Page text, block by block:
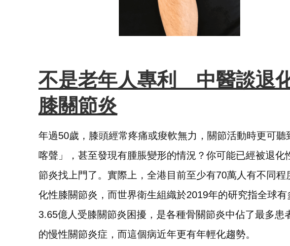
不是老年人專利 中醫談退
膝關節炎
年過50歲，膝頭經常疼痛或痠軟無力，關節活動時更可聽
喀聲」，甚至發現有腫脹變形的情況？你可能已經被退化
節炎找上門了。實際上，全港目前至少有70萬人有不同程
化性膝關節炎，而世界衛生組織於2019年的研究指全球有
3.65億人受膝關節炎困擾，是各種骨關節炎中佔了最多患
的慢性關節炎症，而這個病近年更有年輕化趨勢。